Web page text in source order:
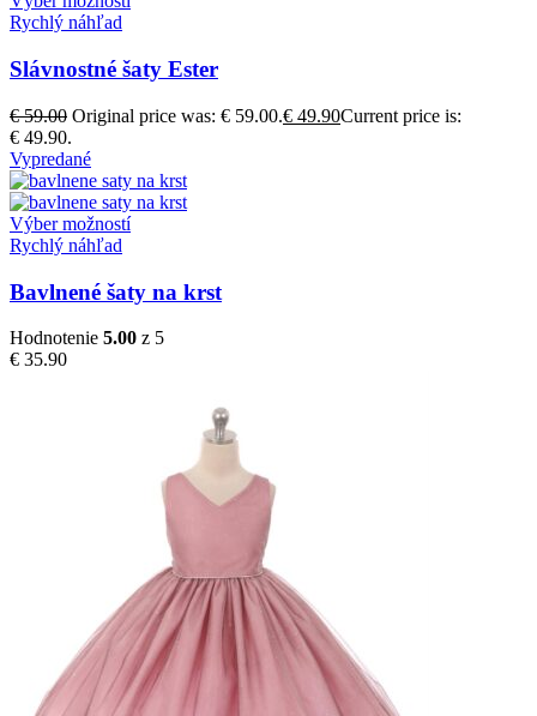
Rychlý náhľad
Slávnostné šaty Ester
€59.00 Original price was: € 59.00.€ 49.90Current price is:
€ 49.90.
Vypredané
Výber možností
Rychlý náhľad
Bavlnené šaty na krst
Hodnotenie 5.00 z 5
€ 35.90